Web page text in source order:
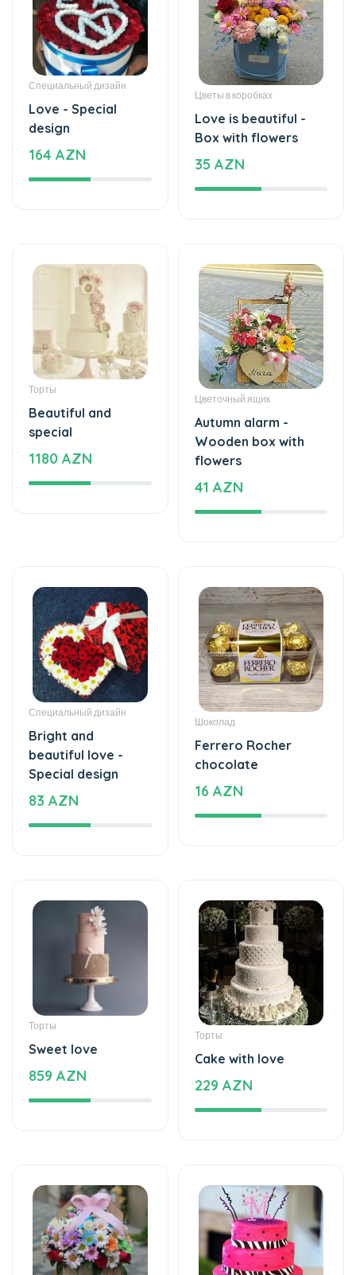
Специальный дизайн
Love - Special
design
164 AZN
Цветы в коробках
Love is beautiful -
Box with flowers
35 AZN
Торты
Beautiful and
special
1180 AZN
Цветочный ящик
Autumn alarm -
Wooden box with
flowers
41 AZN
Специальный дизайн
Bright and
beautiful love -
Special design
83 AZN
Шоколад
Ferrero Rocher
chocolate
16 AZN
Sweet love
859 AZN
Торты
Cake with love
229 AZN